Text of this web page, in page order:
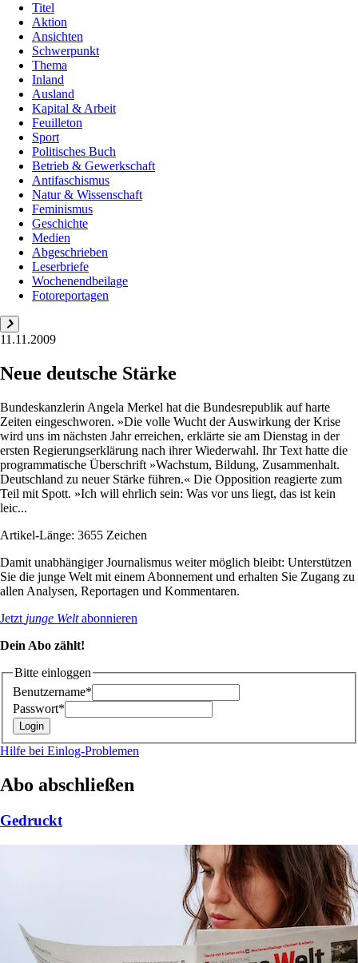
Titel
Aktion
Ansichten
Schwerpunkt
Thema
Inland
Ausland
Kapital & Arbeit
Feuilleton
Sport
Politisches Buch
Betrieb & Gewerkschaft
Antifaschismus
Natur & Wissenschaft
Feminismus
Geschichte
Medien
Abgeschrieben
Leserbriefe
Wochenendbeilage
Fotoreportagen
11.11.2009
Neue deutsche Stärke
Bundeskanzlerin Angela Merkel hat die Bundesrepublik auf harte
Zeiten eingeschworen. »Die volle Wucht der Auswirkung der Krise
wird uns im nächsten Jahr erreichen, erklärte sie am Dienstag in der
ersten Regierungserklärung nach ihrer Wiederwahl. Ihr Text hatte die
programmatische Überschrift »Wachstum, Bildung, Zusammenhalt.
Deutschland zu neuer Stärke führen.« Die Opposition reagierte zum
Teil mit Spott. »Ich will ehrlich sein: Was vor uns liegt, das ist kein
leic...
Artikel-Länge: 3655 Zeichen
Damit unabhängiger Journalismus weiter möglich bleibt: Unterstützen
Sie die junge Welt mit einem Abonnement und erhalten Sie Zugang zu
allen Analysen, Reportagen und Kommentaren.
Jetzt junge Weltabonnieren
Dein Abo zählt!
Bitte einloggen
Benutzername*
Passwort*
Hilfe bei Einlog-Problemen
Abo abschließen
Gedruckt